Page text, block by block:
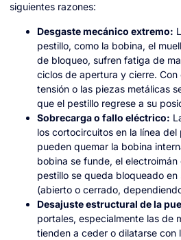
siguientes razones:
Desgaste mecánico extremo:
pestillo, como la bobina, el
de bloqueo, sufren fatiga de
ciclos de apertura y cierre.
tensión o las piezas metálicas
que el pestillo regrese a su
Sobrecarga o fallo eléctrico:
los cortocircuitos en la línea
pueden quemar la bobina
bobina se funde, el
pestillo se queda bloqueado
(abierto o cerrado,
Desajuste estructural de la
portales, especialmente las de
tienden a ceder o dilatarse con